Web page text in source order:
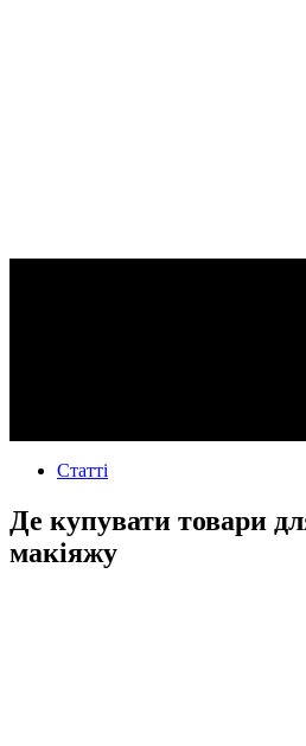
Статті
Де купувати товари
макіяжу